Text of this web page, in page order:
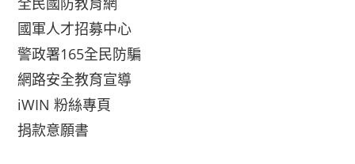
國軍人才招募中心
警政署165全民防騙
網路安全教育宣導
iWIN 粉絲專頁
捐款意願書